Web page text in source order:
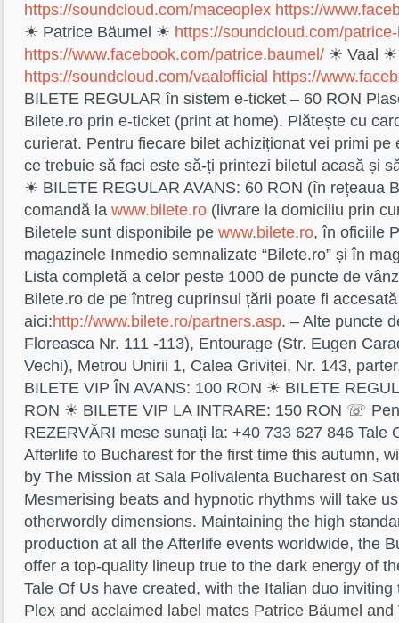
https://soundcloud.com/maceoplex https://
☀ Patrice Bäumel ☀ https://soundcloud.com/
https://www.facebook.com/patrice.baumel/ ☀ Vaal ☀
https://soundcloud.com/vaalofficial https://
BILETE REGULAR în sistem e-ticket – 60 RON
Bilete.ro prin e-ticket (print at home). Plătește cu
curierat. Pentru fiecare bilet achiziționat vei primi pe
ce trebuie să faci este să-ți printezi biletul acasă și
☀ BILETE REGULAR AVANS: 60 RON (în rețeaua
comandă la www.bilete.ro (livrare la domiciliu prin
Biletele sunt disponibile pe www.bilete.ro, în oficiile
magazinele Inmedio semnalizate “Bilete.ro” și în
Lista completă a celor peste 1000 de puncte de
Bilete.ro de pe întreg cuprinsul țării poate fi accesată
aici:http://www.bilete.ro/partners.asp. – Alte puncte
Floreasca Nr. 111 -113), Entourage (Str. Eugen
Vechi), Metrou Unirii 1, Calea Griviței, Nr. 143,
BILETE VIP ÎN AVANS: 100 RON ☀ BILETE
RON ☀ BILETE VIP LA INTRARE: 150 RON ☏
REZERVĂRI mese sunați la: +40 733 627 846 Tale
Afterlife to Bucharest for the first time this autumn,
by The Mission at Sala Polivalenta Bucharest on
Mesmerising beats and hypnotic rhythms will take
otherwordly dimensions. Maintaining the high
production at all the Afterlife events worldwide, the
offer a top-quality lineup true to the dark energy of
Tale Of Us have created, with the Italian duo
Plex and acclaimed label mates Patrice Bäumel